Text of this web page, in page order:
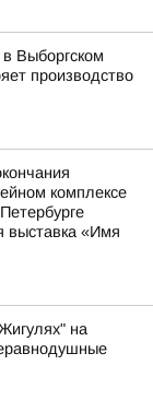
Выборгском
производство
комплексе
выставка «Имя
на